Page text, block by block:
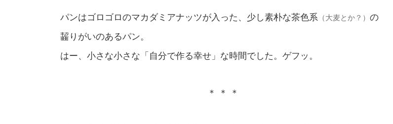
パンはゴロゴロのマカダミアナッツが入った、少し素朴な茶色系 （大麦とか？） の
齧りがいのあるパン。
はー、小さな小さな「自分で作る幸せ」な時間でした。ゲフッ。
＊ ＊ ＊